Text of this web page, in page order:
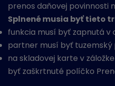
prenos daňovej povinnosti
Splnené musia byť tieto
funkcia musí byť zapnutá v
partner musí byť tuzemský
na skladovej karte v
byť zaškrtnuté políčko